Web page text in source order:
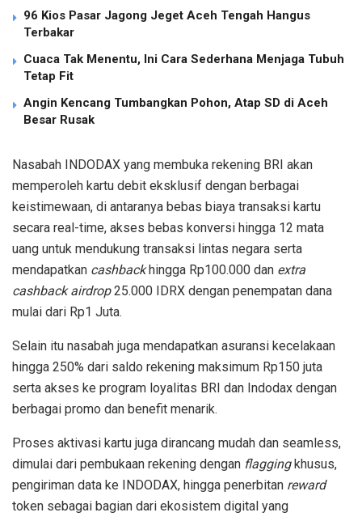
96 Kios Pasar Jagong Jeget Aceh Tengah Hangus
Terbakar
Cuaca Tak Menentu, Ini Cara Sederhana Menjaga Tubuh
Tetap Fit
Angin Kencang Tumbangkan Pohon, Atap SD di Aceh
Besar Rusak
Nasabah INDODAX yang membuka rekening BRI akan
memperoleh kartu debit eksklusif dengan berbagai
keistimewaan, di antaranya bebas biaya transaksi kartu
secara real-time, akses bebas konversi hingga 12 mata
uang untuk mendukung transaksi lintas negara serta
mendapatkan cashback hingga Rp100.000 dan extra
cashback airdrop25.000 IDRX dengan penempatan dana
mulai dari Rp1 Juta.
Selain itu nasabah juga mendapatkan asuransi kecelakaan
hingga 250% dari saldo rekening maksimum Rp150 juta
serta akses ke program loyalitas BRI dan Indodax dengan
berbagai promo dan benefit menarik.
Proses aktivasi kartu juga dirancang mudah dan seamless,
dimulai dari pembukaan rekening dengan flaggingkhusus,
pengiriman data ke INDODAX, hingga penerbitan reward
token sebagai bagian dari ekosistem digital yang